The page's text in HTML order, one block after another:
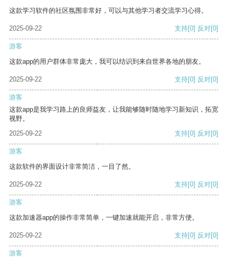
这款学习软件的社区氛围非常好，可以与其他学习者交流学习心得。
2025-09-22 支持[0] 反对[0]
游客
这款app的用户群体非常庞大，我可以结识到来自世界各地的朋友。
2025-09-22 支持[0] 反对[0]
游客
这款app是我学习路上的良师益友，让我能够随时随地学习新知识，拓宽
视野。
2025-09-22
支持[0] 反对[0]
游客
这款软件的界面设计非常简洁，一目了然。
2025-09-22 支持[0] 反对[0]
游客
这款加速器app的操作非常简单，一键加速就能开启，非常方便。
2025-09-22 支持[0] 反对[0]
游客